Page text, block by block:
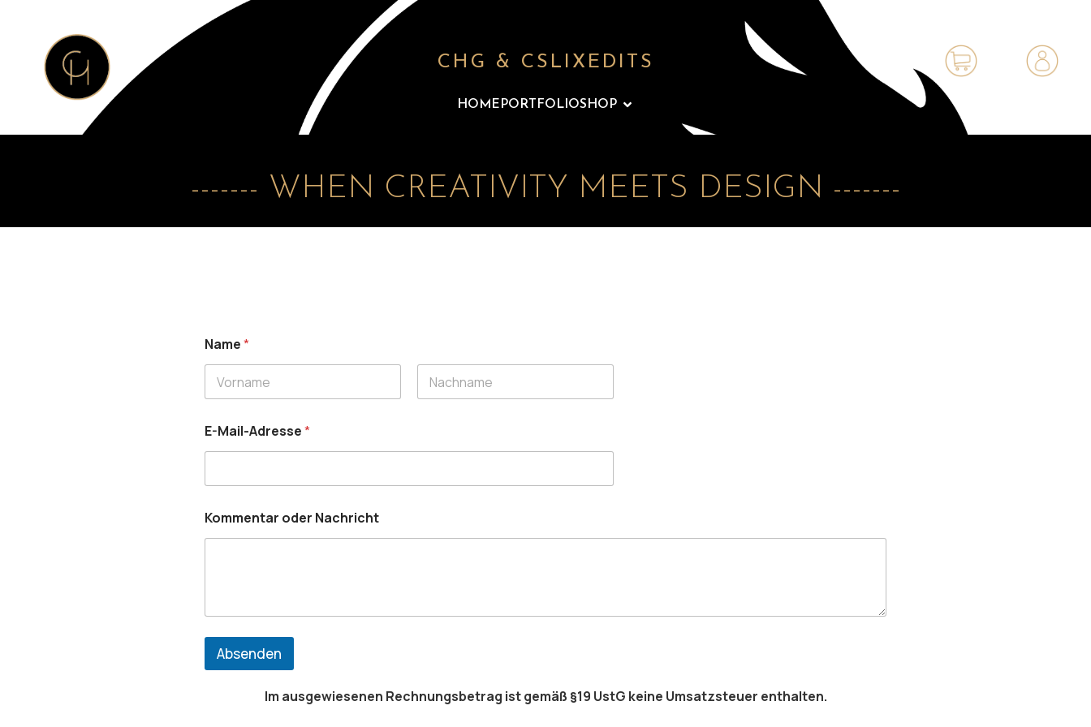
CHG & CSLIXEDITS
HOME PORTFOLIOSHOP
------- WHEN CREATIVITY MEETS DESIGN -------
Name*
E-Mail-Adresse*
Kommentar oder Nachricht
Absenden
Im ausgewiesenen Rechnungsbetrag ist gemäß §19 UstG keine Umsatzsteuer enthalten.